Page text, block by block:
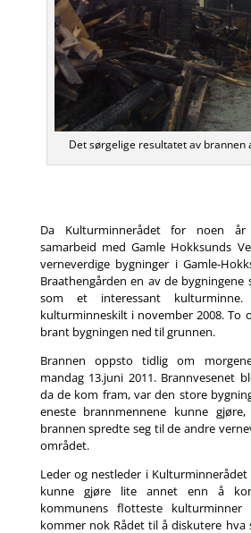
Det sørgelige resultatet av brannen
Da Kulturminnerådet for noen
samarbeid med Gamle Hokksunds
verneverdige bygninger i Gamle-
Braathengården en av de
som et interessant
kulturminneskilt i november 2008. To
brant bygningen ned til grunnen.
Brannen oppsto tidlig om
mandag 13.juni 2011. Brannvesenet
da de kom fram, var den store
eneste brannmennene kunne
brannen spredte seg til de andre
området.
Leder og nestleder i
kunne gjøre lite annet enn å
kommunens flotteste
kommer nok Rådet til å diskutere hva